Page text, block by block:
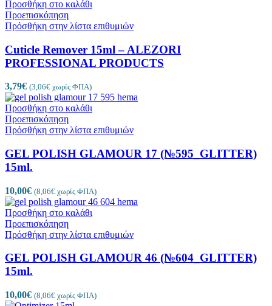
Προσθήκη στο καλάθι
Προεπισκόπηση
Πρόσθήκη στην λίστα επιθυμιών
Cuticle Remover 15ml – ALEZORI
PROFESSIONAL PRODUCTS
3,79€ (3,06€ χωρίς ΦΠΑ)
Προσθήκη στο καλάθι
Προεπισκόπηση
Πρόσθήκη στην λίστα επιθυμιών
GEL POLISH GLAMOUR 17 (№595_GLITTER)
15ml.
10,00€ (8,06€ χωρίς ΦΠΑ)
Προσθήκη στο καλάθι
Προεπισκόπηση
Πρόσθήκη στην λίστα επιθυμιών
GEL POLISH GLAMOUR 46 (№604_GLITTER)
15ml.
10,00€ (8,06€ χωρίς ΦΠΑ)